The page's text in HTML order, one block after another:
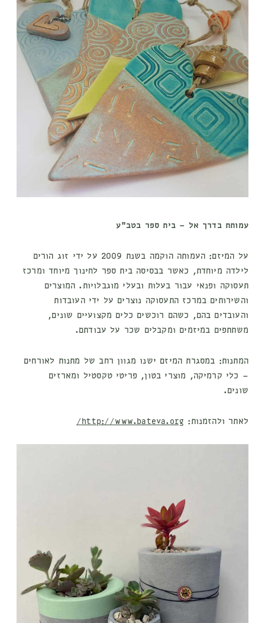
עמותת בדרך אל – בית ספר בטב״ע
על המיזם:
העמותה הוקמה בשנת 2009 על ידי זוג הורים
לילדה מיוחדת, כאשר בבסיסה בית ספר לחינוך מיוחד ומרכז
תעסוקה ופנאי עבור בעלות ובעלי מוגבלויות. המוצרים
והשירותים במרכז התעסוקה נוצרים על ידי העובדות
והעובדים בהם, כשהם רוכשים כלים מקצועיים שונים,
משתתפים במיזמים ומקבלים שכר על עבודתם.
המתנות: במסגרת המיזם ישנו מגוון רחב של מתנות לאורחים
– כלי קרמיקה, מוצרי בטון, פריטי טקסטיל ומארזים
שונים.
לאתר ולהזמנות: http://www.bateva.org/